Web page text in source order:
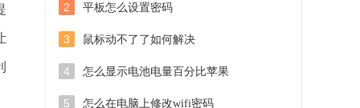
2 平板怎么设置密码
3 鼠标动不了了如何解决
4 怎么显示电池电量百分比苹果
5 怎么在电脑上修改wifi密码